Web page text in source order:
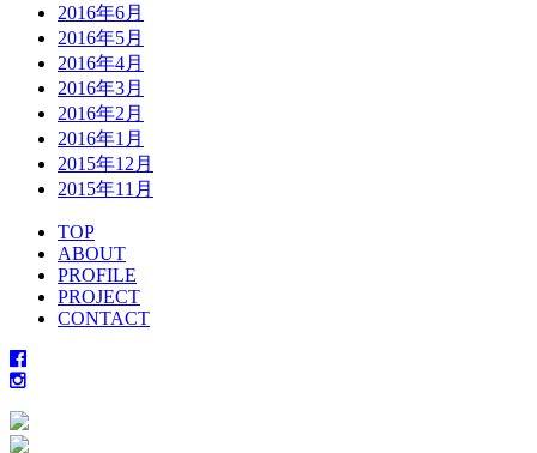
2016年6月
2016年5月
2016年4月
2016年3月
2016年2月
2016年1月
2015年12月
2015年11月
TOP
ABOUT
PROFILE
PROJECT
CONTACT